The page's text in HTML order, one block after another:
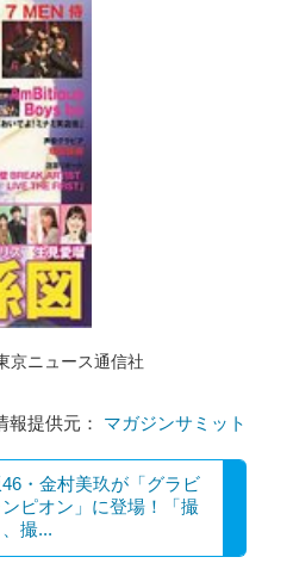
京ニュース通信社
報提供元： マガジンサミット
・金村美玖が「グラビ
ピオン」に登場！「撮
撮...